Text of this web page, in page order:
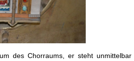
des Chorraums, er steht unmittelbar